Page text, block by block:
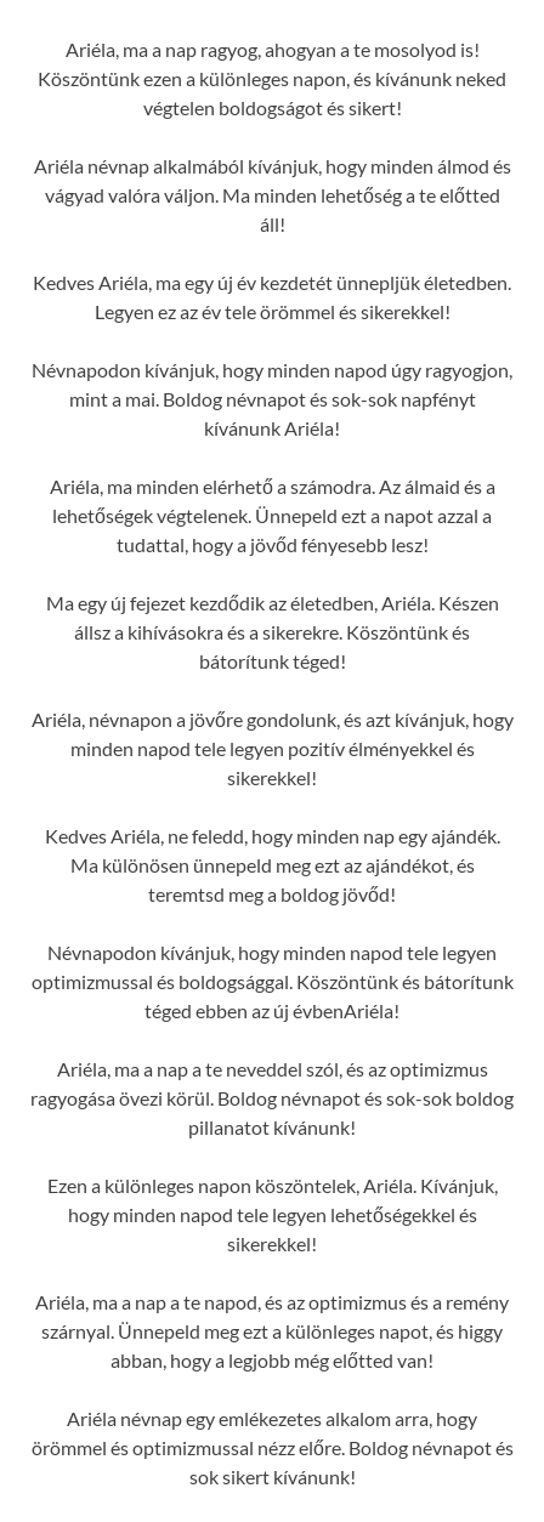
Ariéla, ma a nap ragyog, ahogyan a te mosolyod is!
Köszöntünk ezen a különleges napon, és kívánunk neked
végtelen boldogságot és sikert!
Ariéla névnap alkalmából kívánjuk, hogy minden álmod és
vágyad valóra váljon. Ma minden lehetőség a te előtted
áll!
Kedves Ariéla, ma egy új év kezdetét ünnepljük életedben.
Legyen ez az év tele örömmel és sikerekkel!
Névnapodon kívánjuk, hogy minden napod úgy ragyogjon,
mint a mai. Boldog névnapot és sok-sok napfényt
kívánunk Ariéla!
Ariéla, ma minden elérhető a számodra. Az álmaid és a
lehetőségek végtelenek. Ünnepeld ezt a napot azzal a
tudattal, hogy a jövőd fényesebb lesz!
Ma egy új fejezet kezdődik az életedben, Ariéla. Készen
állsz a kihívásokra és a sikerekre. Köszöntünk és
bátorítunk téged!
Ariéla, névnapon a jövőre gondolunk, és azt kívánjuk, hogy
minden napod tele legyen pozitív élményekkel és
sikerekkel!
Kedves Ariéla, ne feledd, hogy minden nap egy ajándék.
Ma különösen ünnepeld meg ezt az ajándékot, és
teremtsd meg a boldog jövőd!
Névnapodon kívánjuk, hogy minden napod tele legyen
optimizmussal és boldogsággal. Köszöntünk és bátorítunk
téged ebben az új évbenAriéla!
Ariéla, ma a nap a te neveddel szól, és az optimizmus
ragyogása övezi körül. Boldog névnapot és sok-sok boldog
pillanatot kívánunk!
Ezen a különleges napon köszöntelek, Ariéla. Kívánjuk,
hogy minden napod tele legyen lehetőségekkel és
sikerekkel!
Ariéla, ma a nap a te napod, és az optimizmus és a remény
szárnyal. Ünnepeld meg ezt a különleges napot, és higgy
abban, hogy a legjobb még előtted van!
Ariéla névnap egy emlékezetes alkalom arra, hogy
örömmel és optimizmussal nézz előre. Boldog névnapot és
sok sikert kívánunk!